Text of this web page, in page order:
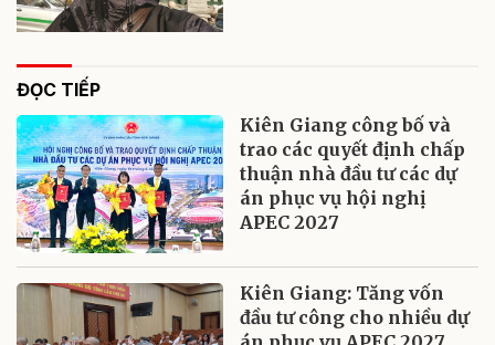
ĐỌC TIẾP
Kiên Giang công bố và
trao các quyết định chấp
thuận nhà đầu tư các dự
án phục vụ hội nghị
APEC 2027
Kiên Giang: Tăng vốn
đầu tư công cho nhiều dự